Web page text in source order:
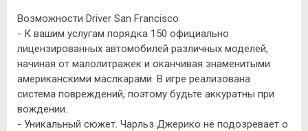
Возможности Driver San Francisco
- К вашим услугам порядка 150 официально
лицензированных автомобилей различных моделей,
начиная от малолитражек и оканчивая знаменитыми
американскими маслкарами. В игре реализована
система повреждений, поэтому будьте аккуратны при
вождении.
- Уникальный сюжет. Чарльз Джерико не подозревает о